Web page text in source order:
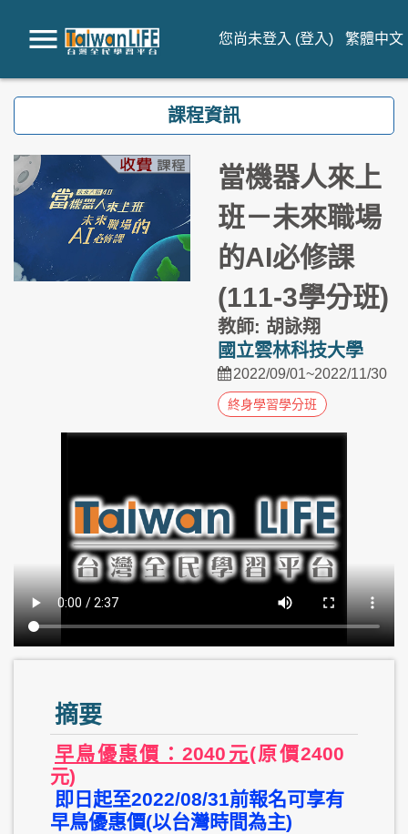
跳到主要內容
您尚未登入 (登入) 繁體中
課程資訊
當機器人來上
班－未來職場
的AI必修課
(111-3學分班)
教師: 胡詠翔
國立雲林科技大學
2022/09/01~2022/11/30
終身學習學分班
摘要
早鳥優惠價：2040元(原價2400
元)
即日起至2022/08/31前報名可享有
早鳥優惠價(以台灣時間為主)